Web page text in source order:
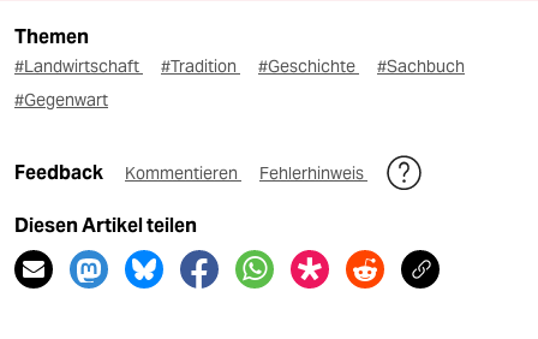
Themen
#Landwirtschaft #Tradition #Geschichte
#Sachbuch
#Gegenwart
Feedback Kommentieren Fehlerhinweis
Diesen Artikel teilen